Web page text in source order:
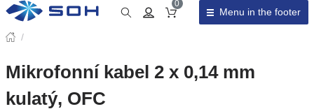
Cart total
0
Menu in the footer
/
Mikrofonní kabel 2 x 0,14 mm
kulatý, OFC